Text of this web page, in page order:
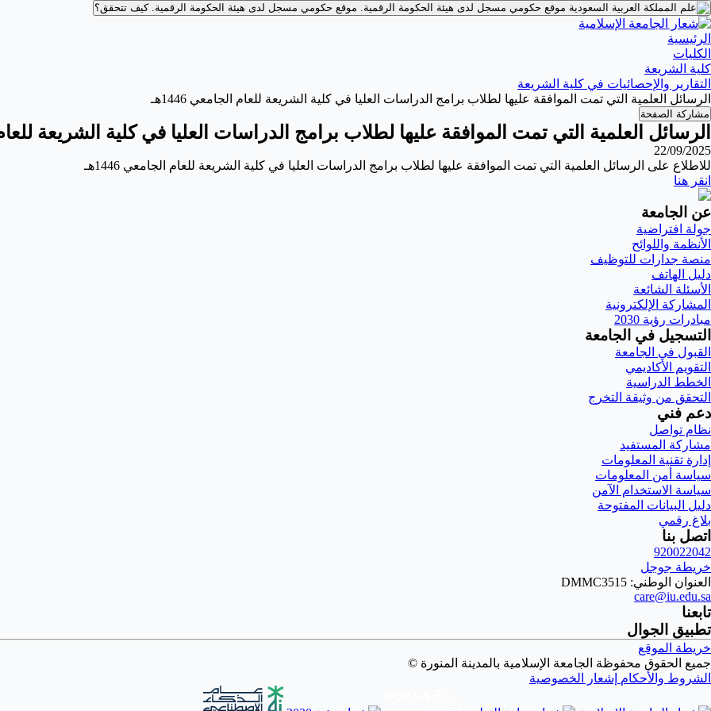
موقع حكومي مسجل لدى هيئة الحكومة الرقمية. موقع حكومي مسجل لدى هيئة الحكومة الرقمية.كيف تتحقق؟
الرئيسية
الكليات
كلية الشريعة
التقارير والإحصائيات في كلية الشريعة
الرسائل العلمية التي تمت الموافقة عليها لطلاب برامج الدراسات العليا في كلية الشريعة للعام الجامعي 1446هـ
مشاركة الصفحة
الرسائل العلمية التي تمت الموافقة عليها لطلاب برامج الدراسات العليا في كلية الشريعة للعام
22/09/2025
للاطلاع على الرسائل العلمية التي تمت الموافقة عليها لطلاب برامج الدراسات العليا في كلية الشريعة للعام الجامعي 1446هـ
انقر هنا
عن الجامعة
جولة افتراضية
الأنظمة واللوائح
منصة جدارات للتوظيف
دليل الهاتف
الأسئلة الشائعة
المشاركة الإلكترونية
مبادرات رؤية 2030
التسجيل في الجامعة
القبول في الجامعة
التقويم الأكاديمي
الخطط الدراسية
التحقق من وثيقة التخرج
دعم فني
نظام تواصل
مشاركة المستفيد
إدارة تقنية المعلومات
سياسة أمن المعلومات
سياسة الاستخدام الآمن
دليل البيانات المفتوحة
بلاغ رقمي
اتصل بنا
920022042
خريطة جوجل
العنوان الوطني: DMMC3515
care@iu.edu.sa
تابعنا
تطبيق الجوال
خريطة الموقع
جميع الحقوق محفوظة الجامعة الإسلامية بالمدينة المنورة ©
الشروط والأحكام إشعار الخصوصية